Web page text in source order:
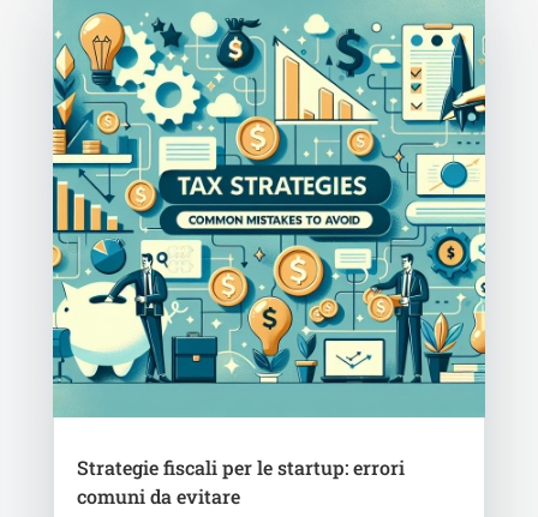
Strategie fiscali per le startup: errori
comuni da evitare